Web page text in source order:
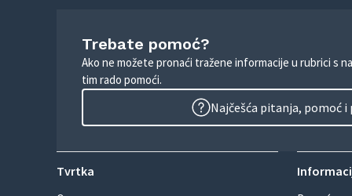
Trebate pomoć?
Ako ne možete pronaći tražene informacije u rubrici s
tim rado pomoći.
Najčešća pitanja, pomoć i
Tvrtka